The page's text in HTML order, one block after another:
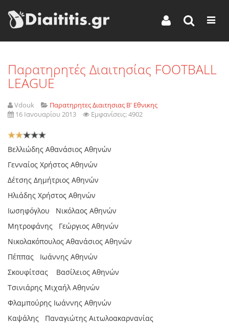
Παρατηρητές Διαιτησίας FOOTBALL
LEAGUE
Vdouk
Παρατηρητες Διαιτησιας Β' Εθνικης
16 Ιανουαρίου 2013
Εμφανίσεις: 4902
Αξιολόγηση
Χρήστη:
5
Βελλιώδης Αθανάσιος Αθηνών
Γενναίος Χρήστος Αθηνών
∆έτσης ∆ηµήτριος Αθηνών
Ηλιάδης Χρήστος Αθηνών
Ιωσηφόγλου Νικόλαος Αθηνών
Μητροφάνης Γεώργιος Αθηνών
Νικολακόπουλος Αθανάσιος Αθηνών
Πέππας Ιωάννης Αθηνών
Σκουφίτσας Βασίλειος Αθηνών
Τσινιάρης Μιχαήλ Αθηνών
Φλαµπούρης Ιωάννης Αθηνών
Καψάλης Παναγιώτης Αιτωλοακαρνανίας